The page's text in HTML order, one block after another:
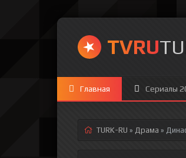
TVRU
Главная Сериалы
TURK-RU » Драма »